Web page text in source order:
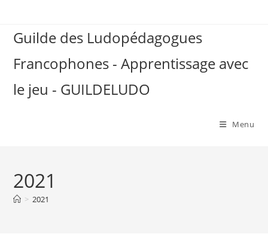
contentGuilde des Ludopédagogues
Francophones - Apprentissage avec
le jeu - GUILDELUDO
Menu
2021
> 2021